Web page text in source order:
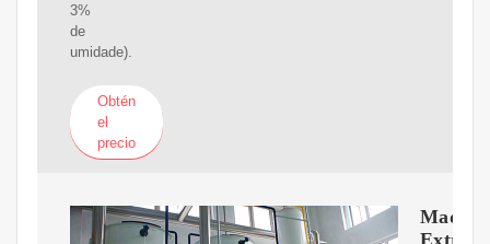
3%
de
umidade).
Obtén
el
precio